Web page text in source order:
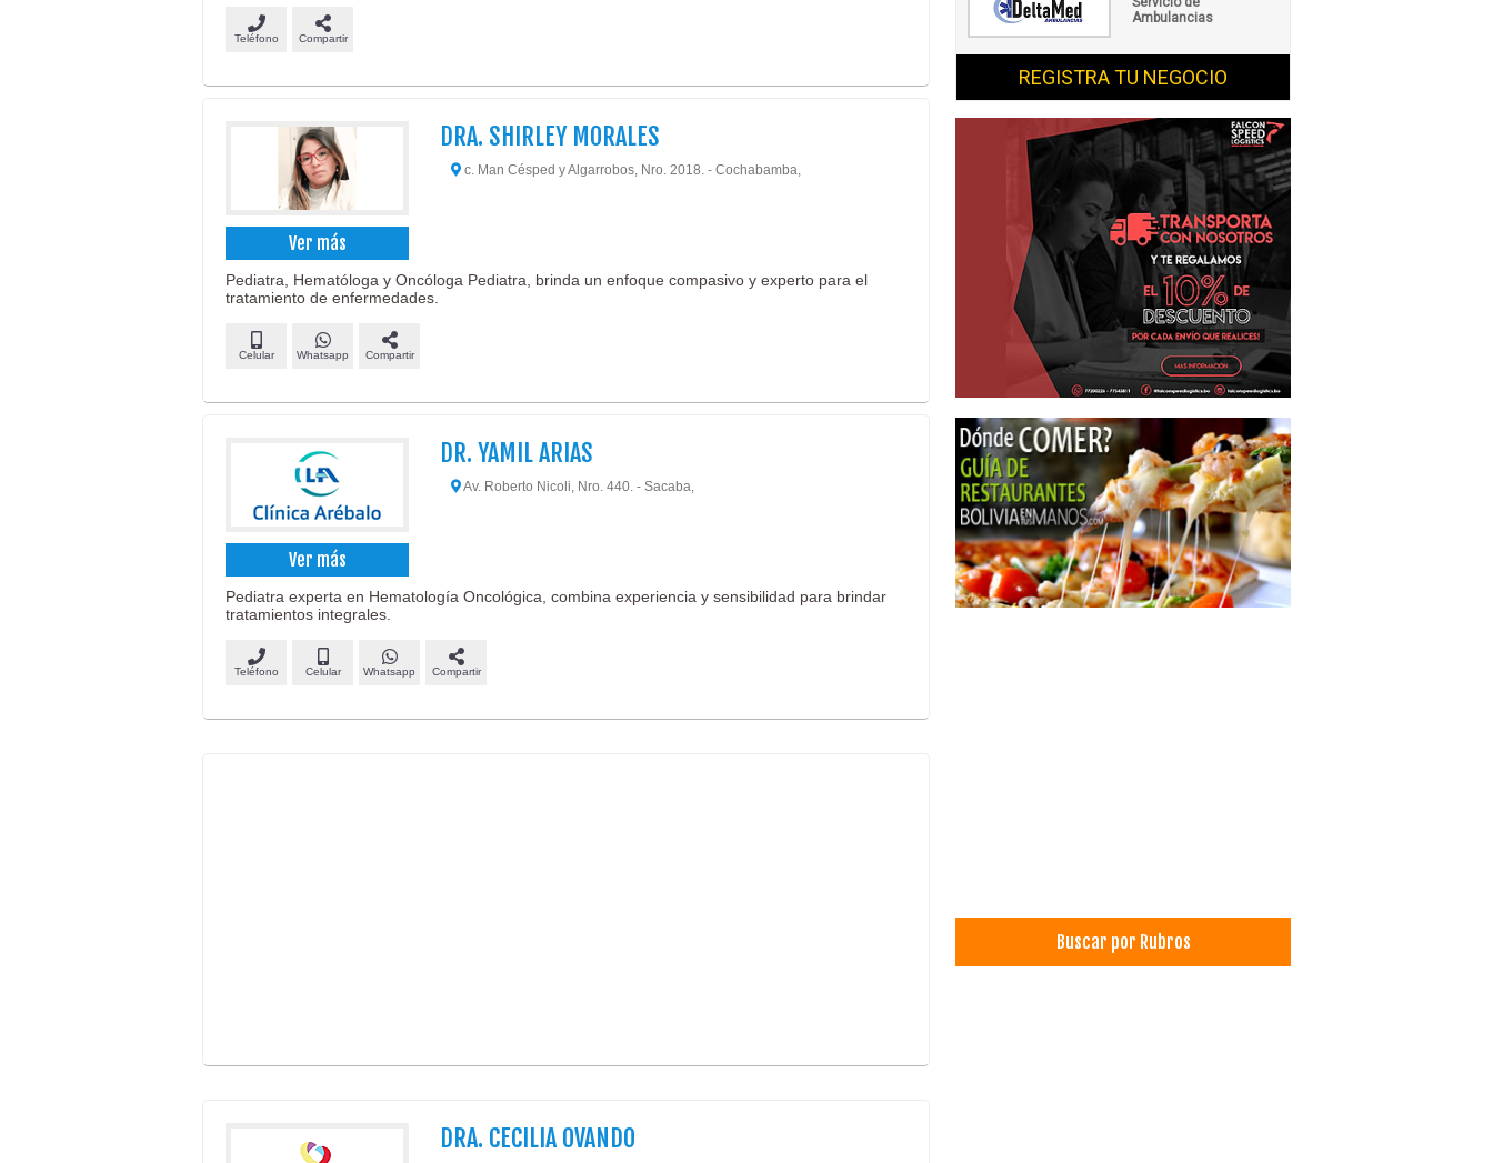
Teléfono Compartir
Ver más
DRA. SHIRLEY MORALES
c. Man Césped y Algarrobos, Nro. 2018. - Cochabamba,
Pediatra, Hematóloga y Oncóloga Pediatra, brinda un enfoque compasivo y experto para el
tratamiento de enfermedades.
Celular Whatsapp Compartir
Ver más
DR. YAMIL ARIAS
Av. Roberto Nicoli, Nro. 440. - Sacaba,
Pediatra experta en Hematología Oncológica, combina experiencia y sensibilidad para brindar
tratamientos integrales.
Teléfono Celular Whatsapp Compartir
DRA. CECILIA OVANDO
Ambulancias
REGISTRA TU NEGOCIO
Buscar por Rubros